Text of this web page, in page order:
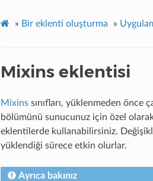
» Bir eklenti oluşturma »
Mixins eklentisi
Mixinssınıfları, yüklenmeden önce
bölümünü sunucunuz için özel
eklentilerde kullanabilirsiniz.
yüklendiği sürece etkin olurlar.
Ayrıca bakınız